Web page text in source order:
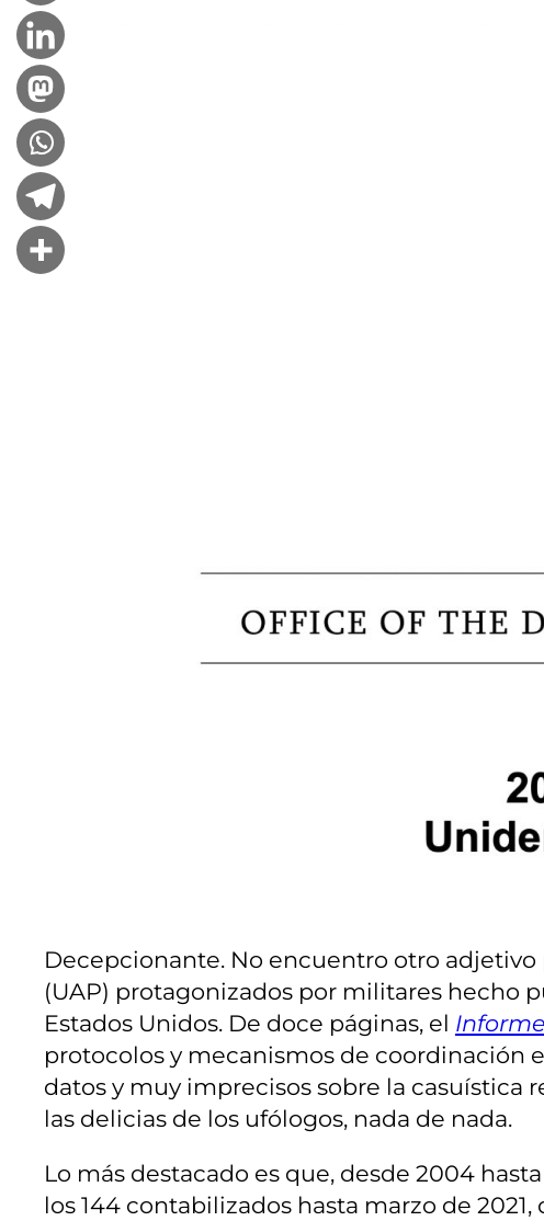
Decepcionante. No encuentro otro
(UAP) protagonizados por militares hecho
Estados Unidos. De doce páginas, el
protocolos y mecanismos de coordinación
datos y muy imprecisos sobre la casuística
las delicias de los ufólogos, nada de nada.
Lo más destacado es que, desde 2004
los 144 contabilizados hasta marzo de